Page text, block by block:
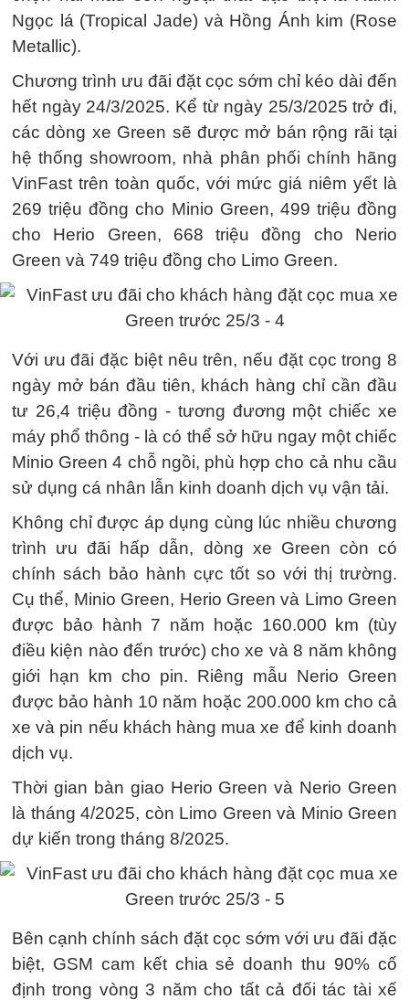
Ngọc lá (Tropical Jade) và Hồng Ánh kim (Rose
Metallic).
Chương trình ưu đãi đặt cọc sớm chỉ kéo dài đến
hết ngày 24/3/2025. Kể từ ngày 25/3/2025 trở đi,
các dòng xe Green sẽ được mở bán rộng rãi tại
hệ thống showroom, nhà phân phối chính hãng
VinFast trên toàn quốc, với mức giá niêm yết là
269 triệu đồng cho Minio Green, 499 triệu đồng
cho Herio Green, 668 triệu đồng cho Nerio
Green và 749 triệu đồng cho Limo Green.
Với ưu đãi đặc biệt nêu trên, nếu đặt cọc trong 8
ngày mở bán đầu tiên, khách hàng chỉ cần đầu
tư 26,4 triệu đồng - tương đương một chiếc xe
máy phổ thông - là có thể sở hữu ngay một chiếc
Minio Green 4 chỗ ngồi, phù hợp cho cả nhu cầu
sử dụng cá nhân lẫn kinh doanh dịch vụ vận tải.
Không chỉ được áp dụng cùng lúc nhiều chương
trình ưu đãi hấp dẫn, dòng xe Green còn có
chính sách bảo hành cực tốt so với thị trường.
Cụ thể, Minio Green, Herio Green và Limo Green
được bảo hành 7 năm hoặc 160.000 km (tùy
điều kiện nào đến trước) cho xe và 8 năm không
giới hạn km cho pin. Riêng mẫu Nerio Green
được bảo hành 10 năm hoặc 200.000 km cho cả
xe và pin nếu khách hàng mua xe để kinh doanh
dịch vụ.
Thời gian bàn giao Herio Green và Nerio Green
là tháng 4/2025, còn Limo Green và Minio Green
dự kiến trong tháng 8/2025.
Bên cạnh chính sách đặt cọc sớm với ưu đãi đặc
biệt, GSM cam kết chia sẻ doanh thu 90% cố
định trong vòng 3 năm cho tất cả đối tác tài xế